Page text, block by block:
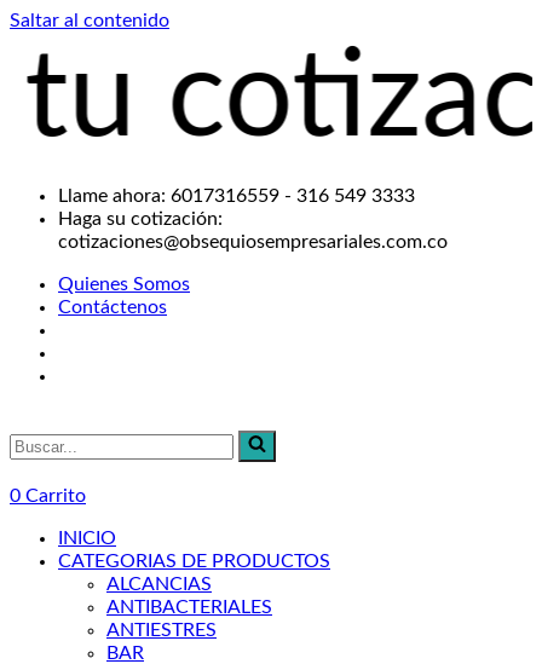
Saltar al contenido
Llame ahora: 6017316559 - 316 549 3333
Haga su cotización:
cotizaciones@obsequiosempresariales.com.co
Quienes Somos
Contáctenos
Buscar...
0 Carrito
INICIO
CATEGORIAS DE PRODUCTOS
ALCANCIAS
ANTIBACTERIALES
ANTIESTRES
BAR